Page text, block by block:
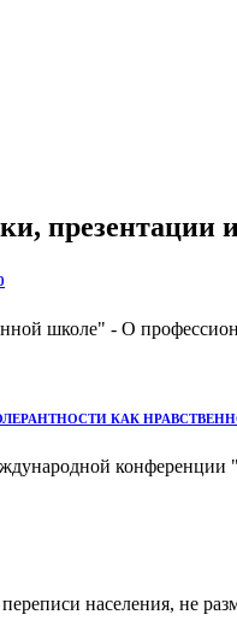
презентации
школе" - О
КАК
конференции
населения, не